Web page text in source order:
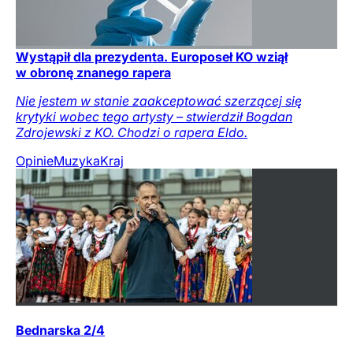
Wystąpił dla prezydenta. Europoseł KO wziął
w obronę znanego rapera
Nie jestem w stanie zaakceptować szerzącej się
krytyki wobec tego artysty – stwierdził Bogdan
Zdrojewski z KO. Chodzi o rapera Eldo.
OpinieMuzykaKraj
Bednarska 2/4